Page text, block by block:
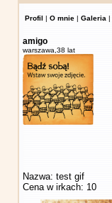
Profil | O mnie | Galeria |
amigo
warszawa, 38 lat
Nazwa: test gif
Cena w irkach: 10